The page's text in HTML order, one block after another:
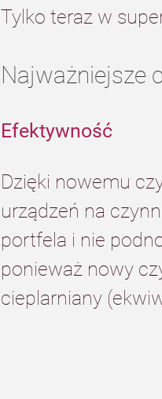
Tylko teraz w
Najważniejsze
Efektywność
Dzięki nowemu
urządzeń na
portfela i nie
ponieważ nowy
cieplarniany